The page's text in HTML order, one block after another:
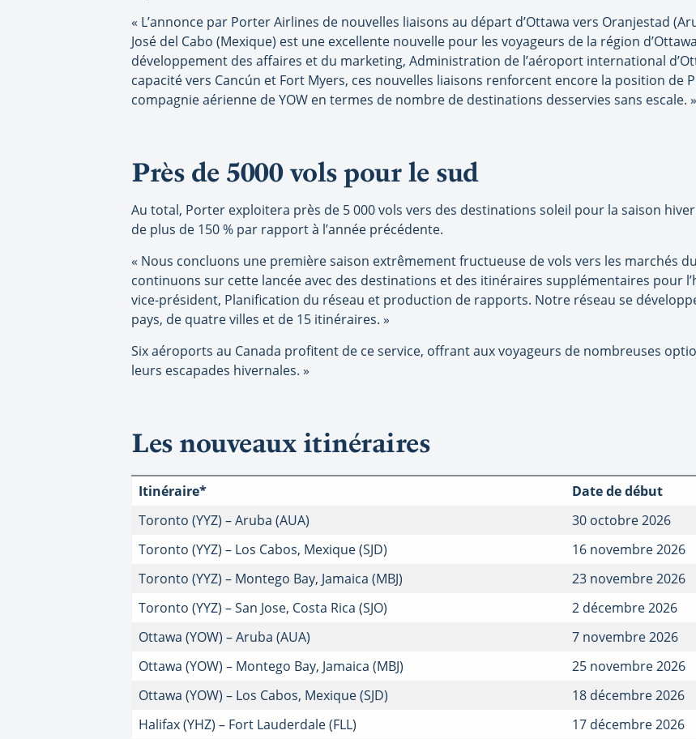
« L’annonce par Porter Airlines de nouvelles liaisons au départ d’Ottawa vers Oranjestad
José del Cabo (Mexique) est une excellente nouvelle pour les voyageurs de la région
développement des affaires et du marketing, Administration de l’aéroport international
capacité vers Cancún et Fort Myers, ces nouvelles liaisons renforcent encore la position de
compagnie aérienne de YOW en termes de nombre de destinations desservies sans escale. »
Près de 5000 vols pour le sud
Au total, Porter exploitera près de 5 000 vols vers des destinations soleil pour la saison
de plus de 150 % par rapport à l’année précédente.
« Nous concluons une première saison extrêmement fructueuse de vols vers les marchés
continuons sur cette lancée avec des destinations et des itinéraires supplémentaires pour
vice-président, Planification du réseau et production de rapports. Notre réseau se
pays, de quatre villes et de 15 itinéraires. »
Six aéroports au Canada profitent de ce service, offrant aux voyageurs de nombreuses
leurs escapades hivernales. »
Les nouveaux itinéraires
Itinéraire* Date de début
Toronto (YYZ) – Aruba (AUA)
30 octobre 2026
Toronto (YYZ) – Los Cabos, Mexique (SJD)
16 novembre 2026
Toronto (YYZ) – Montego Bay, Jamaica (MBJ)
23 novembre 2026
Toronto (YYZ) – San Jose, Costa Rica (SJO)
2 décembre 2026
Ottawa (YOW) – Aruba (AUA)
7 novembre 2026
Ottawa (YOW) – Montego Bay, Jamaica (MBJ)
25 novembre 2026
Ottawa (YOW) – Los Cabos, Mexique (SJD)
18 décembre 2026
Halifax (YHZ) – Fort Lauderdale (FLL)
17 décembre 2026